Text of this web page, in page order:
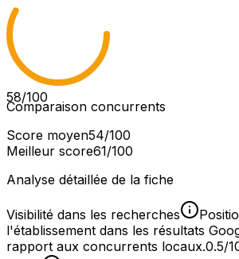
58/100
Comparaison concurrents
Score moyen54/100
Meilleur score61/100
Analyse détaillée de la fiche
Visibilité dans les recherches
l'établissement dans les résultats
rapport aux concurrents locaux.0.5/